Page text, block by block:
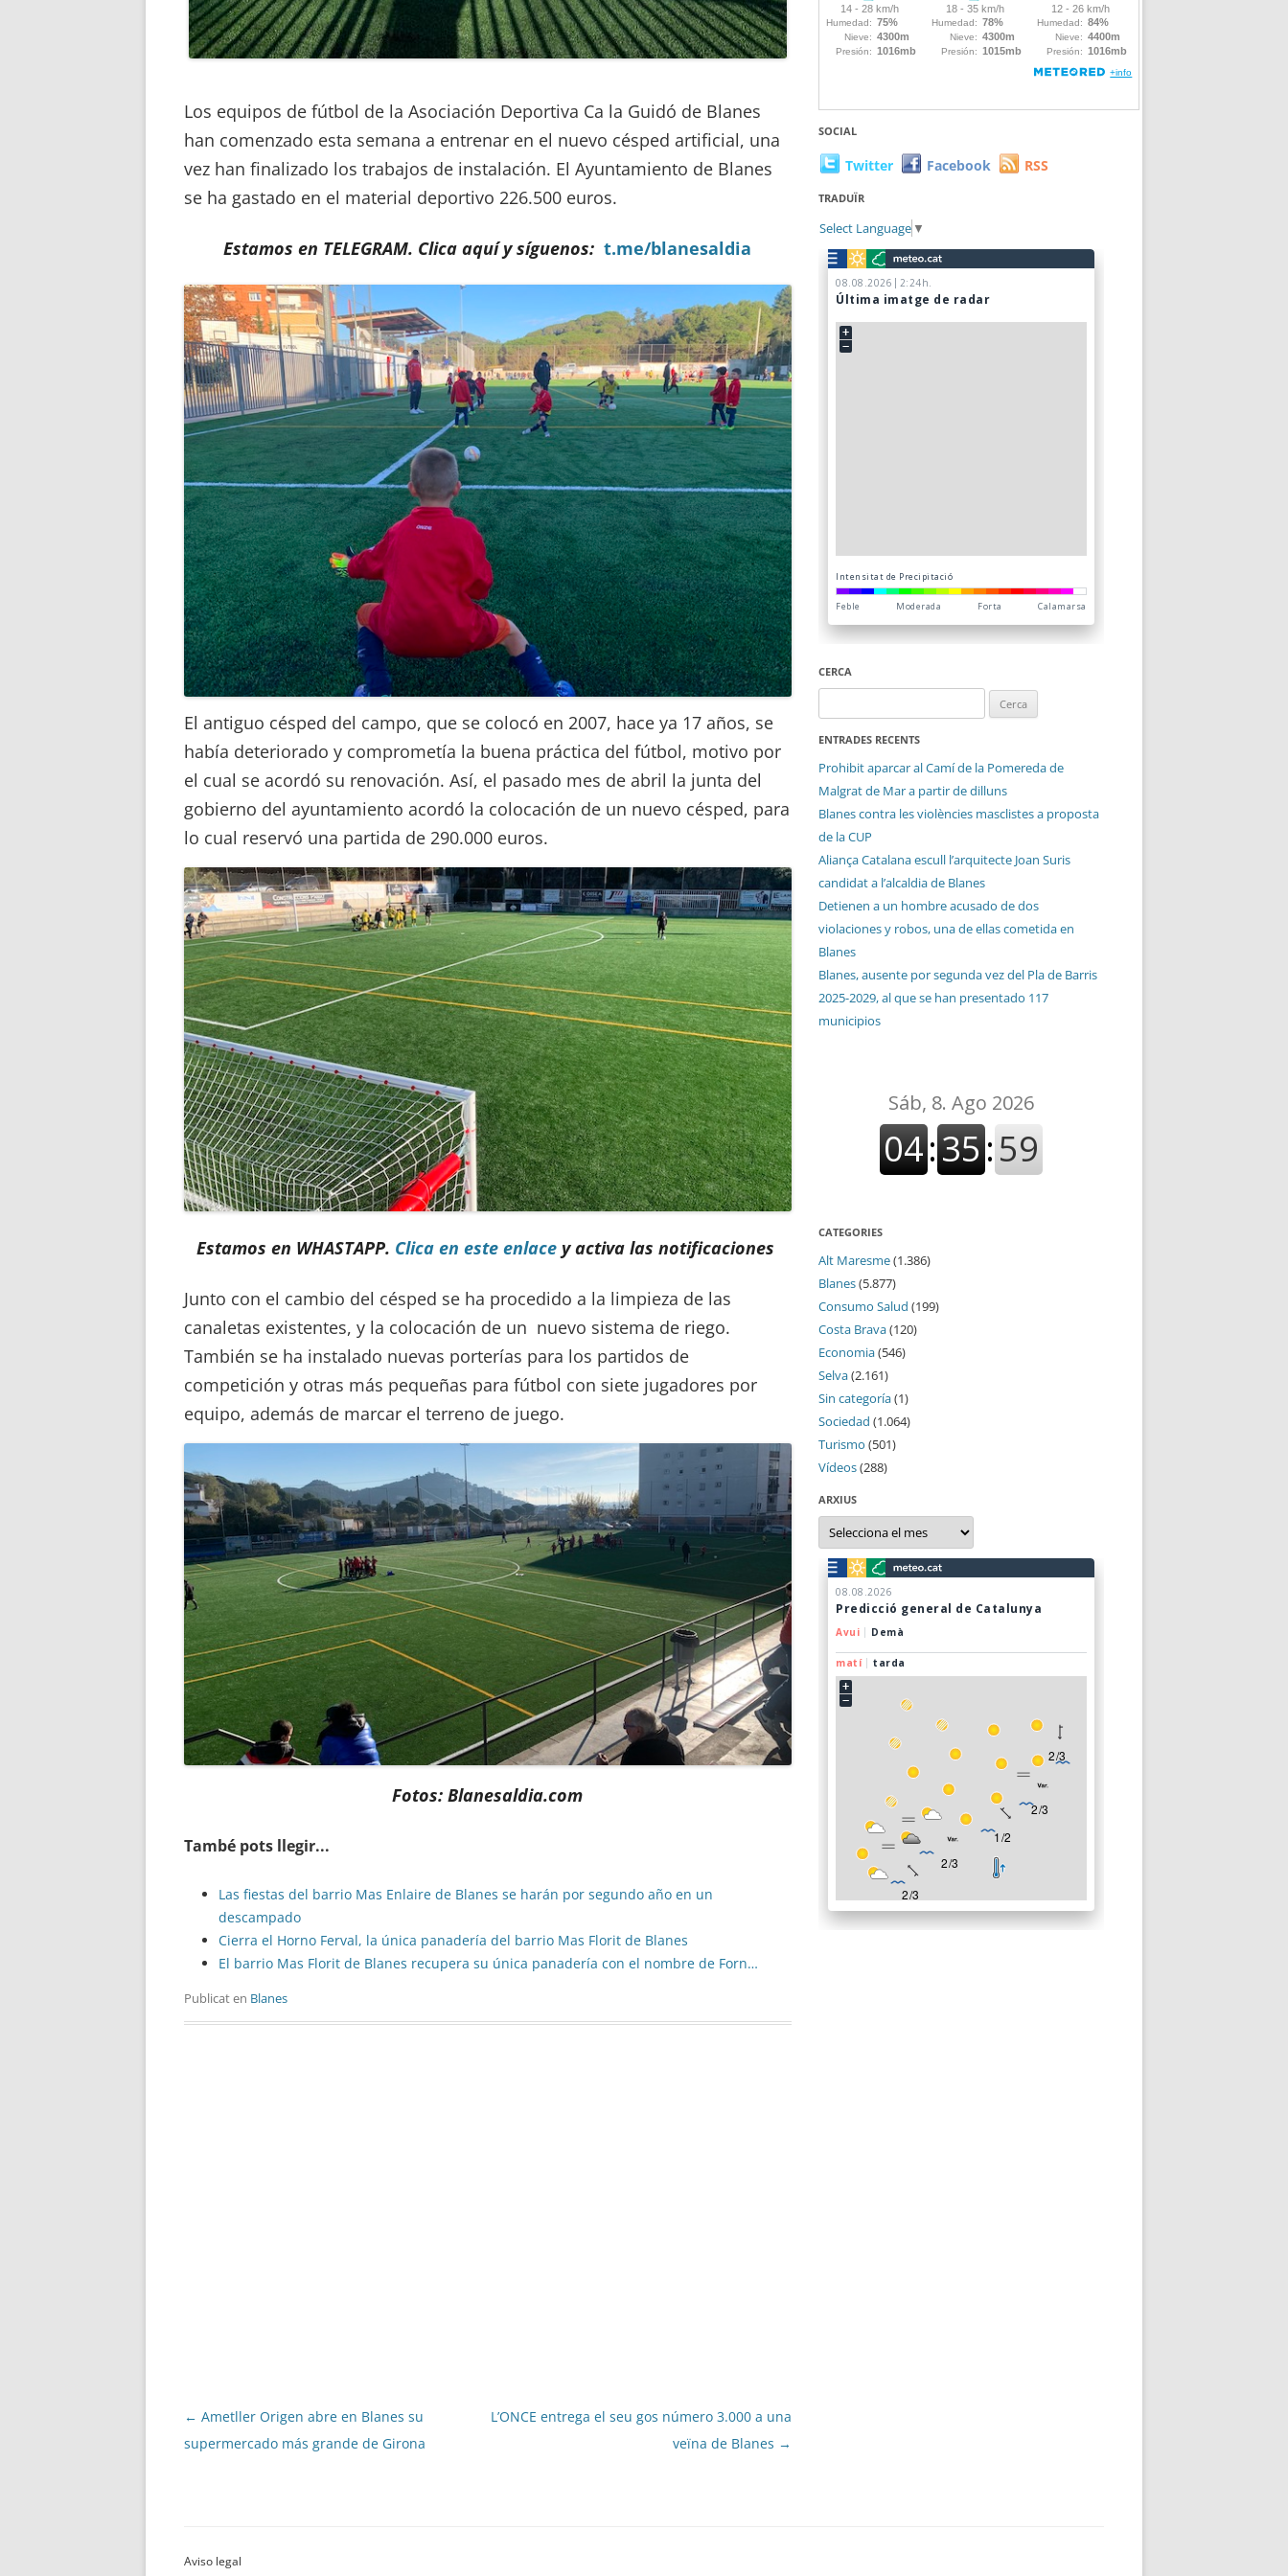
Los equipos de fútbol de la Asociación Deportiva Ca la Guidó de Blanes
han comenzado esta semana a entrenar en el nuevo césped artificial, una
vez han finalizado los trabajos de instalación. El Ayuntamiento de Blanes
se ha gastado en el material deportivo 226.500 euros.
Estamos en TELEGRAM. Clica aquí y síguenos: t.me/blanesaldia
El antiguo césped del campo, que se colocó en 2007, hace ya 17 años, se
había deteriorado y comprometía la buena práctica del fútbol, motivo por
el cual se acordó su renovación. Así, el pasado mes de abril la junta del
gobierno del ayuntamiento acordó la colocación de un nuevo césped, para
lo cual reservó una partida de 290.000 euros.
Estamos en WHASTAPP. Clica en este enlacey activa las notificaciones
Junto con el cambio del césped se ha procedido a la limpieza de las
canaletas existentes, y la colocación de un nuevo sistema de riego.
También se ha instalado nuevas porterías para los partidos de
competición y otras más pequeñas para fútbol con siete jugadores por
equipo, además de marcar el terreno de juego.
Fotos: Blanesaldia.com
També pots llegir...
Las fiestas del barrio Mas Enlaire de Blanes se harán por segundo año en un
descampado
Cierra el Horno Ferval, la única panadería del barrio Mas Florit de Blanes
El barrio Mas Florit de Blanes recupera su única panadería con el nombre de Forn…
Publicat en Blanes
Navegació
per
← Ametller Origen abre en Blanes su
supermercado más grande de Girona
L’ONCE entrega el seu gos número 3.000 a una
veïna de Blanes →
SOCIAL
Twitter Facebook RSS
TRADUÏR
Select Language ▼
CERCA
ENTRADES RECENTS
Prohibit aparcar al Camí de la Pomereda de
Malgrat de Mar a partir de dilluns
Blanes contra les violències masclistes a proposta
de la CUP
Aliança Catalana escull l’arquitecte Joan Suris
candidat a l’alcaldia de Blanes
Detienen a un hombre acusado de dos
violaciones y robos, una de ellas cometida en
Blanes
Blanes, ausente por segunda vez del Pla de Barris
2025-2029, al que se han presentado 117
municipios
CATEGORIES
Alt Maresme(1.386)
Blanes(5.877)
Consumo Salud (199)
Costa Brava(120)
Economia(546)
Selva(2.161)
Sin categoría(1)
Sociedad (1.064)
Turismo (501)
Vídeos(288)
ARXIUS
Arxius